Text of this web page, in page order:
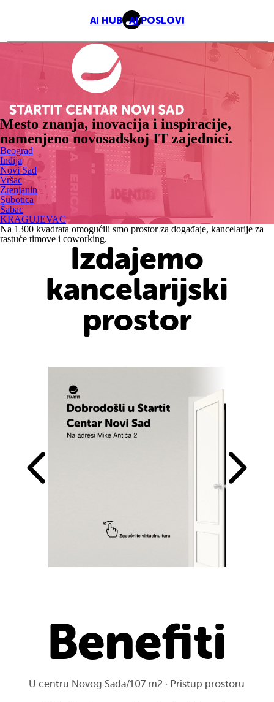
AI HUB AI POSLOVI
Mesto znanja, inovacija i inspiracije,
namenjeno novosadskoj IT zajednici.
Beograd
Inđija
Novi Sad
Vršac
Zrenjanin
Subotica
Šabac
KRAGUJEVAC
Na 1300 kvadrata omogućili smo prostor za događaje, kancelarije za
rastuće timove i coworking.
Izdajemo
kancelarijski
prostor
Benefiti
U centru Novog Sada/107 m2 · Pristup prostoru